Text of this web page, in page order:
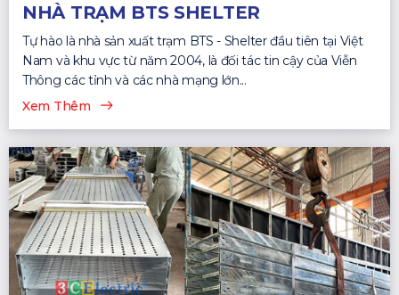
NHÀ TRẠM BTS SHELTER
Tự hào là nhà sản xuất trạm BTS - Shelter đầu tiên tại Việt
Nam và khu vực từ năm 2004, là đối tác tin cậy của Viễn
Thông các tỉnh và các nhà mạng lớn...
Xem Thêm